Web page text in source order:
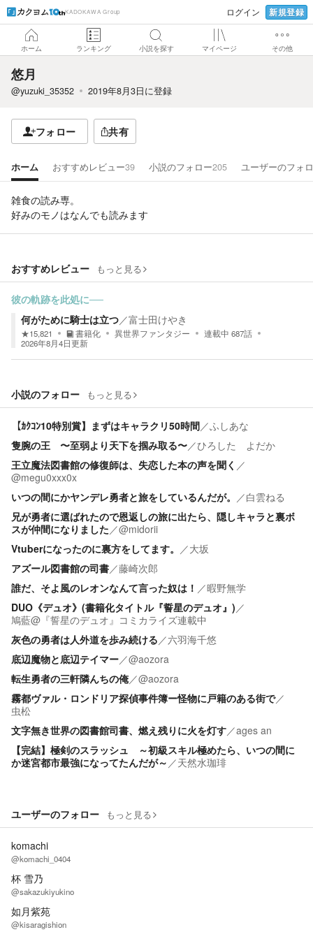
KADOKAWA Group ログイン 新規登録
ホーム ランキング 小説を探す マイページ その他
悠月
@yuzuki_35352 2019年8月3日に登録
フォロー 共有
ホーム おすすめレビュー39 小説のフォロー205 ユーザーのフォ
雑食の読み専。
好みのモノはなんでも読みます
おすすめレビュー もっと見る
彼の軌跡を此処に──
何がために騎士は立つ／富士田けやき
★15,821 書籍化 異世界ファンタジー 連載中 687話
2026年8月4日更新
小説のフォロー もっと見る
【ｶｸｺﾝ10特別賞】まずはキャラクリ50時間／ふしあな
隻腕の王 〜至弱より天下を掴み取る〜／ひろした よだか
王立魔法図書館の修復師は、失恋した本の声を聞く ／
@megu0xxx0x
いつの間にかヤンデレ勇者と旅をしているんだが。 ／白雲ねる
兄が勇者に選ばれたので恩返しの旅に出たら、隠しキャラと裏ボ
スが仲間になりました／@midorii
Vtuberになったのに裏方をしてます。 ／大坂
アズール図書館の司書／藤崎次郎
誰だ、そよ風のレオンなんて言った奴は！ ／暇野無学
DUO《デュオ》(書籍化タイトル『誓星のデュオ』)／
鳩藍@『誓星のデュオ』コミカライズ連載中
灰色の勇者は人外道を歩み続ける／六羽海千悠
底辺魔物と底辺テイマー／@aozora
転生勇者の三軒隣んちの俺／@aozora
霧都ヴァル・ロンドリア探偵事件簿ー怪物に戸籍のある街で／
虫松
文字無き世界の図書館司書、燃え残りに火を灯す／ages an
【完結】極剣のスラッシュ ～初級スキル極めたら、いつの間に
か迷宮都市最強になってたんだが～ ／天然水珈琲
ユーザーのフォロー もっと見る
komachi
@komachi_0404
杯 雪乃
@sakazukiyukino
如月紫苑
@kisaragishion